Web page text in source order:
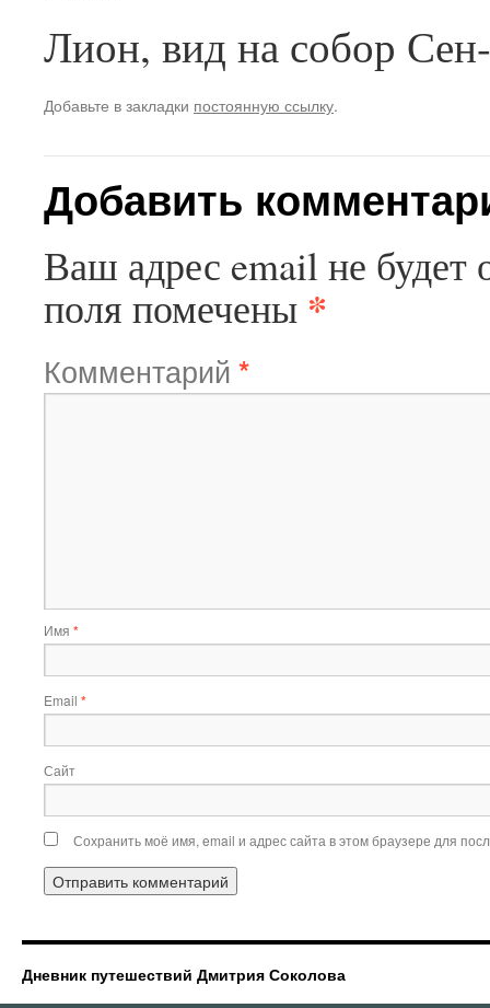
Лион, вид на собор
Добавьте в закладки постоянную ссылку.
Добавить
Ваш адрес email не будет
поля помечены *
Комментарий *
Имя *
Email *
Сайт
Сохранить моё имя, email и адрес сайта в этом браузере для
Дневник путешествий Дмитрия Соколова